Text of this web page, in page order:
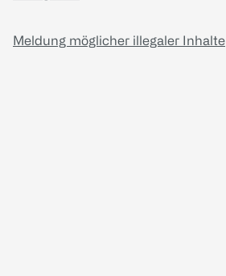
Meldung möglicher illegaler Inhalte